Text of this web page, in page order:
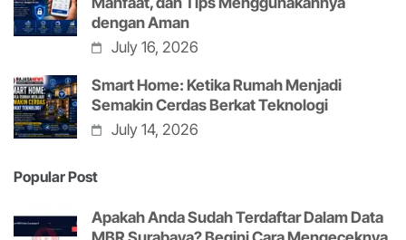
dengan Aman
July 16, 2026
Smart Home: Ketika Rumah Menjadi
Semakin Cerdas Berkat Teknologi
July 14, 2026
Popular Post
Apakah Anda Sudah Terdaftar Dalam Data